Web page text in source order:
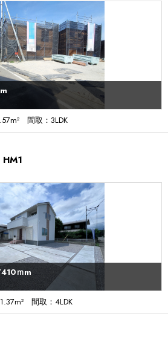
間取：3LDK
ｍm
間取：4LDK